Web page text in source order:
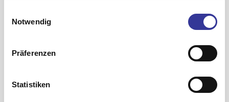
Datenschutzerklärung
Notwendig
Präferenzen
Statistiken